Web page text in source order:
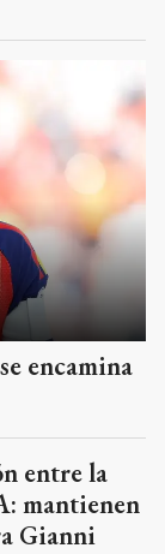
encamina
entre la
mantienen
Gianni